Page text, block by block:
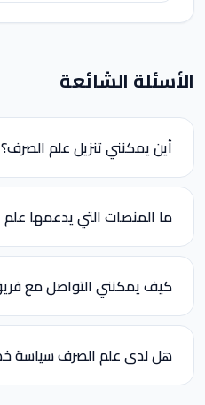
الأسئلة الشائعة
أين يمكنني تنزيل علم الصرف؟
ما المنصات التي يدعمها
كيف يمكنني التواصل مع
هل لدى علم الصرف سياسة